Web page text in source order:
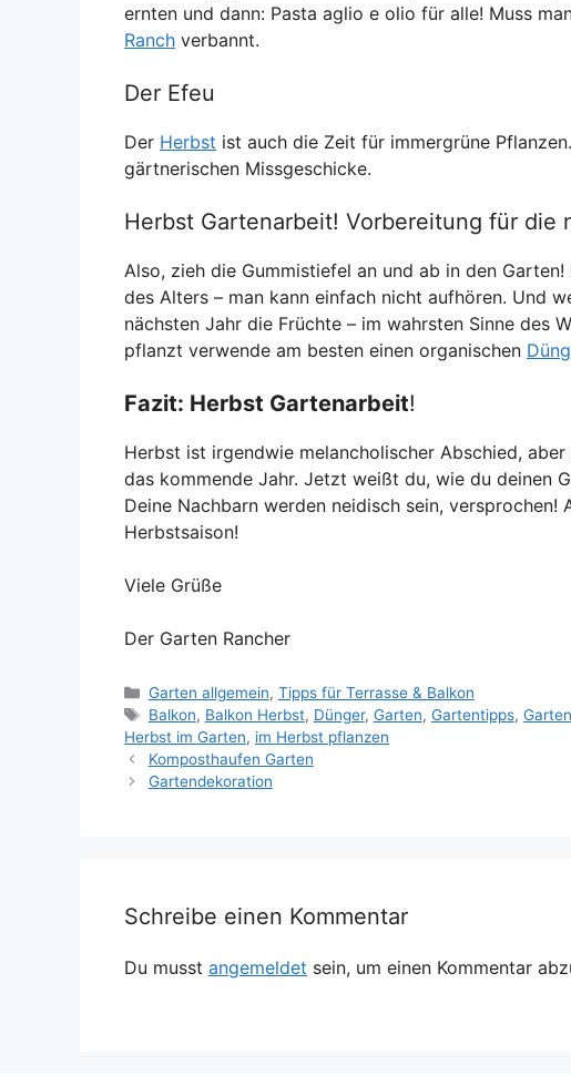
ernten und dann: Pasta aglio e olio für alle! Muss
Ranch verbannt.
Der Efeu
Der Herbst ist auch die Zeit für immergrüne
gärtnerischen Missgeschicke.
Herbst Gartenarbeit! Vorbereitung für die
Also, zieh die Gummistiefel an und ab in den
des Alters – man kann einfach nicht aufhören. Und
nächsten Jahr die Früchte – im wahrsten Sinne des
pflanzt verwende am besten einen organischen
Fazit: Herbst Gartenarbeit!
Herbst ist irgendwie melancholischer Abschied,
das kommende Jahr. Jetzt weißt du, wie du deinen
Deine Nachbarn werden neidisch sein,
Herbstsaison!
Viele Grüße
Der Garten Rancher
Kategorien
Garten allgemein, Tipps für Terrasse & Balkon
Schlagwörter
Balkon, Balkon Herbst, Dünger, Garten, Gartentipps,
Herbst im Garten, im Herbst pflanzen
Komposthaufen Garten
Gartendekoration
Schreibe einen Kommentar
Du musst angemeldet sein, um einen Kommentar